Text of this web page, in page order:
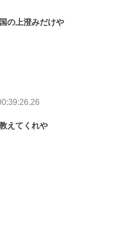
の上澄みだけや
えてくれや